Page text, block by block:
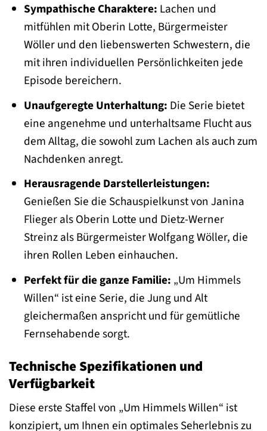
Sympathische Charaktere: Lachen und
mitfühlen mit Oberin Lotte, Bürgermeister
Wöller und den liebenswerten Schwestern, die
mit ihren individuellen Persönlichkeiten jede
Episode bereichern.
Unaufgeregte Unterhaltung: Die Serie bietet
eine angenehme und unterhaltsame Flucht aus
dem Alltag, die sowohl zum Lachen als auch zum
Nachdenken anregt.
Herausragende Darstellerleistungen:
Genießen Sie die Schauspielkunst von Janina
Flieger als Oberin Lotte und Dietz-Werner
Streinz als Bürgermeister Wolfgang Wöller, die
ihren Rollen Leben einhauchen.
Perfekt für die ganze Familie: „Um Himmels
Willen“ ist eine Serie, die Jung und Alt
gleichermaßen anspricht und für gemütliche
Fernsehabende sorgt.
Technische Spezifikationen und
Verfügbarkeit
Diese erste Staffel von „Um Himmels Willen“ ist
konzipiert, um Ihnen ein optimales Seherlebnis zu